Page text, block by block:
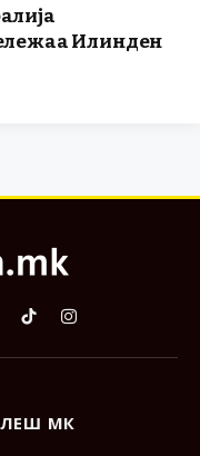
Илинден
TikTokInstagram
МК